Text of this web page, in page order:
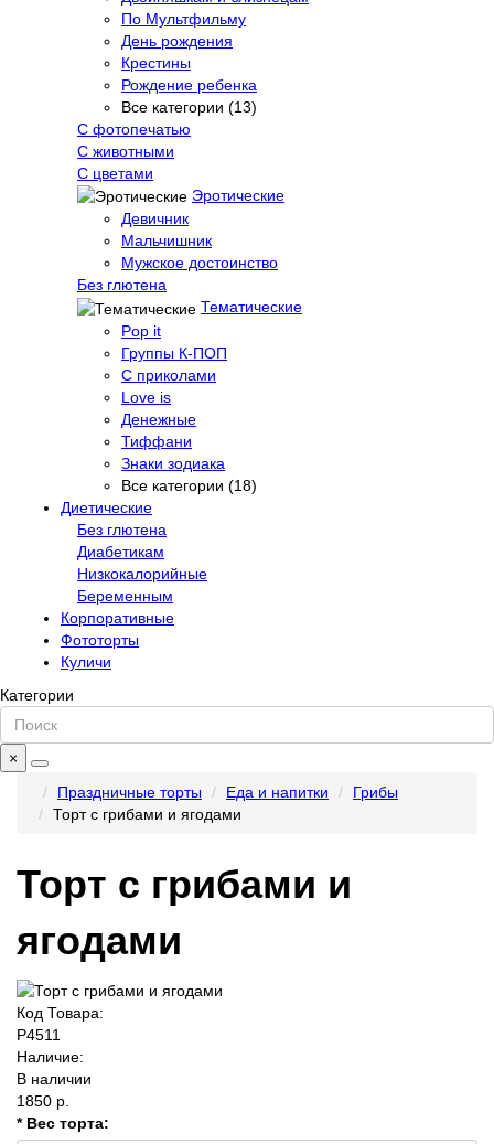
По Мультфильму
День рождения
Крестины
Рождение ребенка
Все категории (13)
С фотопечатью
C животными
С цветами
Эротические
Девичник
Мальчишник
Мужское достоинство
Без глютена
Тематические
Pop it
Группы К-ПОП
С приколами
Love is
Денежные
Тиффани
Знаки зодиака
Все категории (18)
Диетические
Без глютена
Диабетикам
Низкокалорийные
Беременным
Корпоративные
Фототорты
Куличи
Категории
×
Праздничные торты
Еда и напитки
Грибы
Торт с грибами и ягодами
Торт с грибами и
ягодами
Код Товара:
P4511
Наличие:
В наличии
1850 р.
* Вес торта: